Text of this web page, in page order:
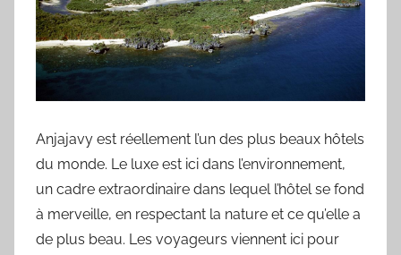
Anjajavy est réellement l’un des plus beaux hôtels
du monde. Le luxe est ici dans l’environnement,
un cadre extraordinaire dans lequel l’hôtel se fond
à merveille, en respectant la nature et ce qu’elle a
de plus beau. Les voyageurs viennent ici pour